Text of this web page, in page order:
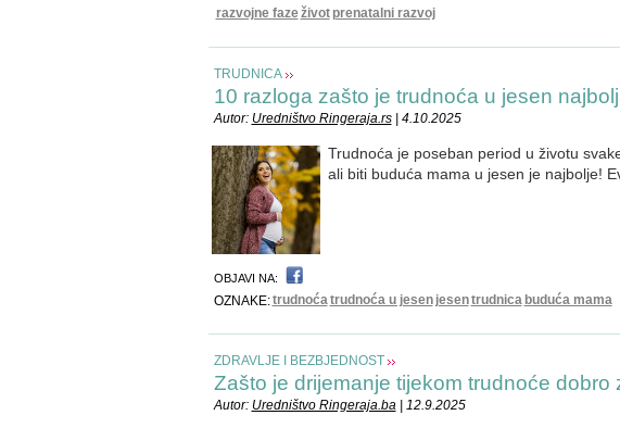
razvojne fazeživot prenatalni razvoj
TRUDNICA
10 razloga zašto je trudnoća u jesen
Autor: Uredništvo Ringeraja.rs| 4.10.2025
Trudnoća je poseban period u životu
ali biti buduća mama u jesen je najbolje!
OBJAVI NA:
OZNAKE:trudnoćatrudnoća u jesen jesentrudnica buduća mama
ZDRAVLJE I BEZBJEDNOST
Zašto je drijemanje tijekom trudnoće dobro
Autor: Uredništvo Ringeraja.ba| 12.9.2025